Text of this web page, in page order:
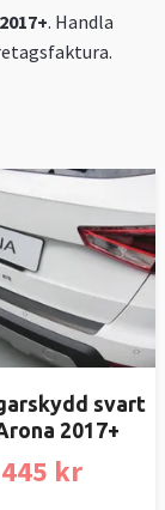
. Handla
svart
2017+
kr